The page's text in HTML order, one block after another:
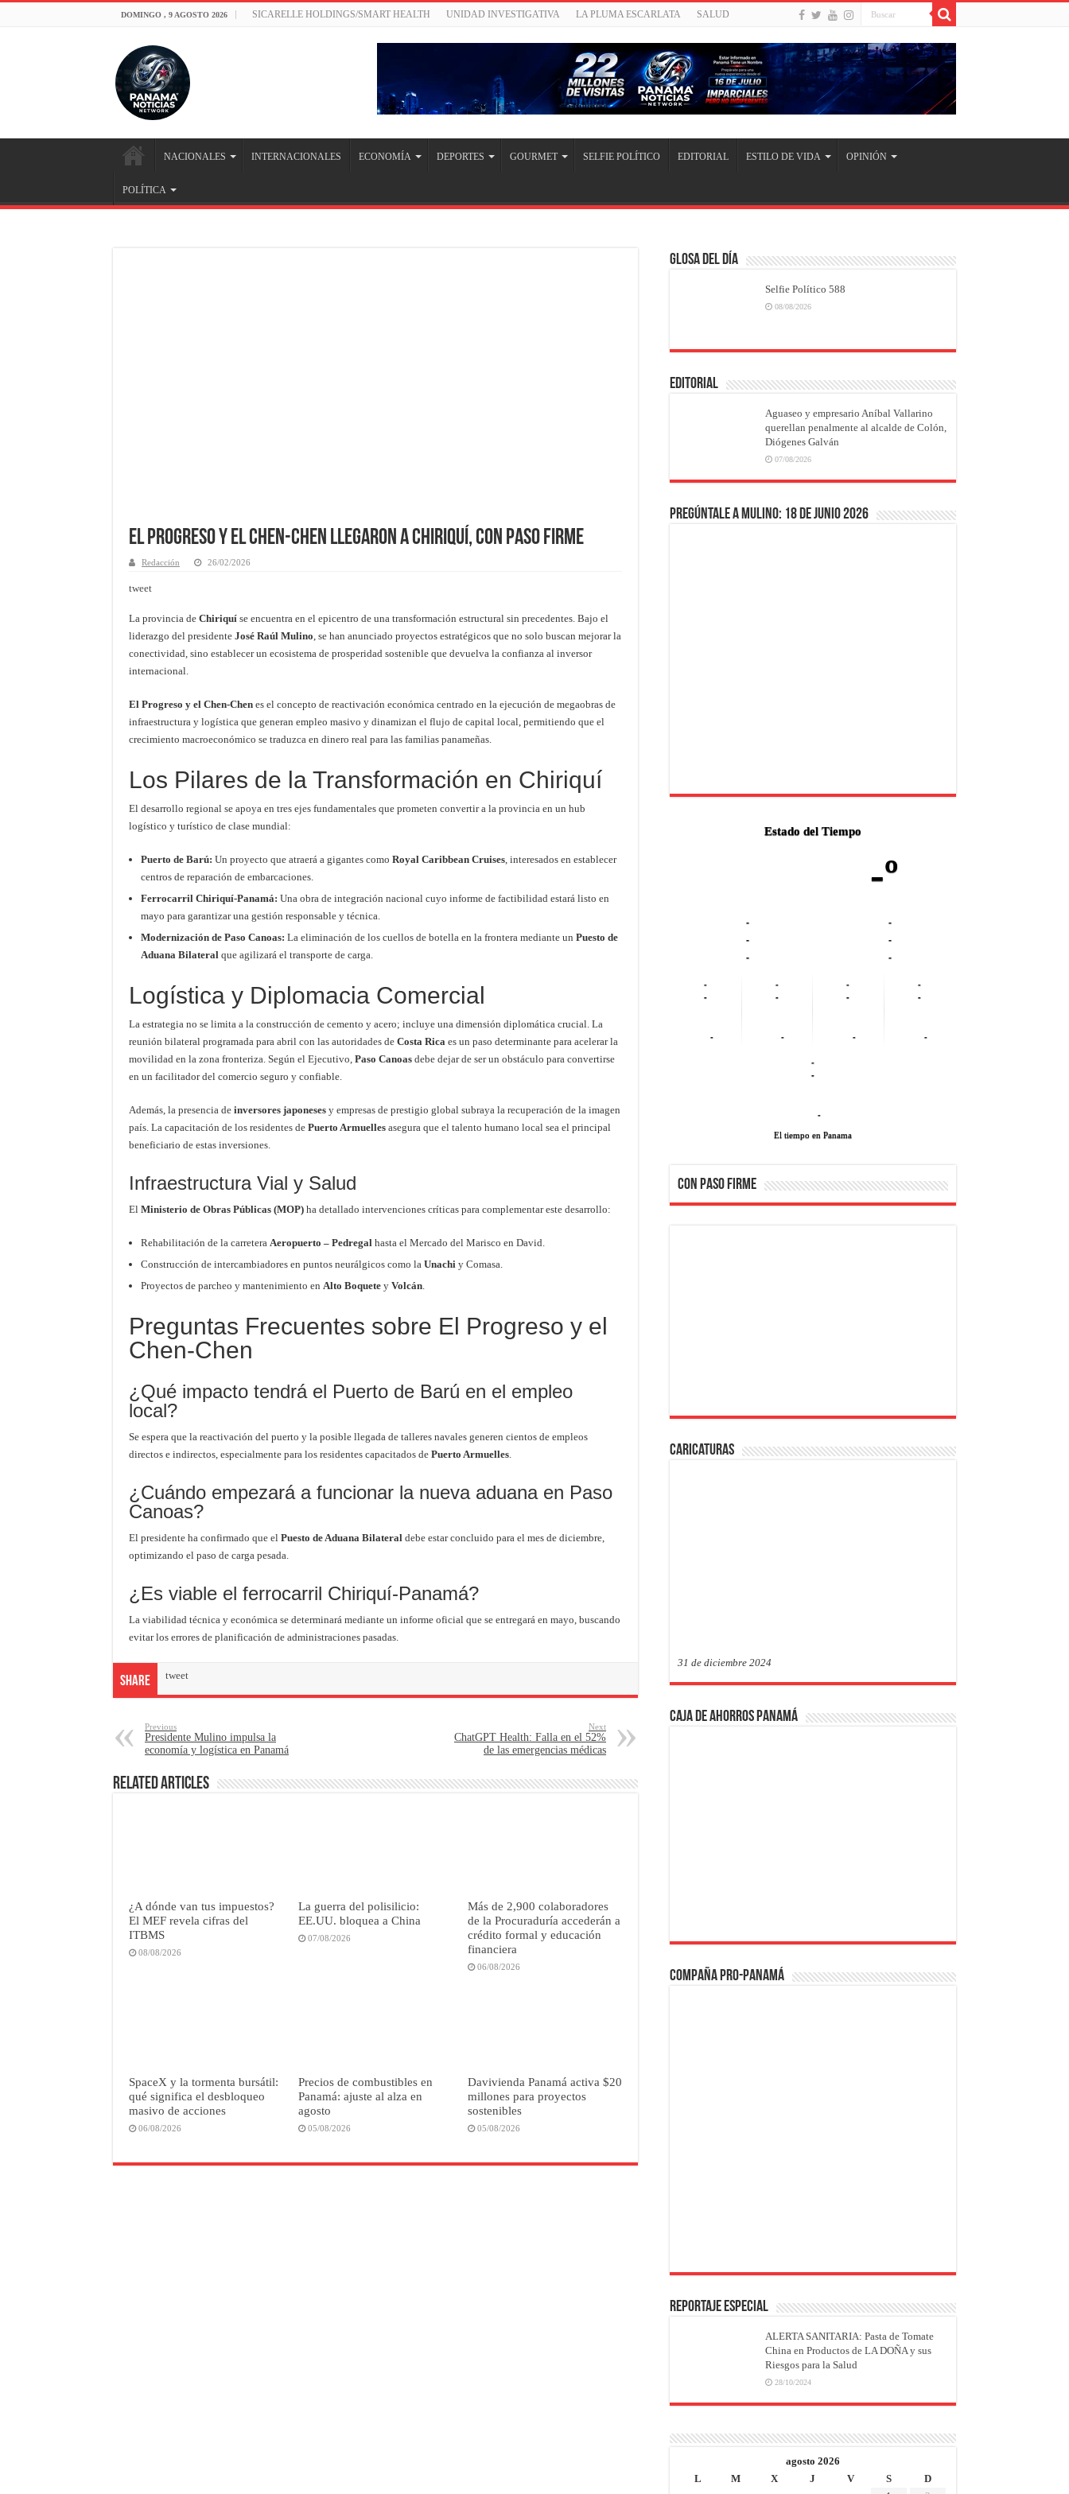
DOMINGO , 9 AGOSTO 2026 SICARELLE HOLDINGS/SMART HEALTH UNIDAD INVESTIGATIVA LA PLUMA ESCARLATA SALUD
NACIONALES INTERNACIONALES ECONOMÍA DEPORTES GOURMET SELFIE POLÍTICO EDITORIAL ESTILO DE VIDA OPINIÓN
POLÍTICA
El Progreso y el Chen-Chen llegaron a Chiriquí, con paso Firme
Redacción 26/02/2026
tweet
La provincia de Chiriquí se encuentra en el epicentro de una transformación estructural sin precedentes. Bajo el
liderazgo del presidente José Raúl Mulino , se han anunciado proyectos estratégicos que no solo buscan mejorar la
conectividad, sino establecer un ecosistema de prosperidad sostenible que devuelva la confianza al inversor
internacional.
El Progreso y el Chen-Chen es el concepto de reactivación económica centrado en la ejecución de megaobras de
infraestructura y logística que generan empleo masivo y dinamizan el flujo de capital local, permitiendo que el
crecimiento macroeconómico se traduzca en dinero real para las familias panameñas.
Los Pilares de la Transformación en Chiriquí
El desarrollo regional se apoya en tres ejes fundamentales que prometen convertir a la provincia en un hub
logístico y turístico de clase mundial:
Puerto de Barú: Un proyecto que atraerá a gigantes como Royal Caribbean Cruises , interesados en establecer
centros de reparación de embarcaciones.
Ferrocarril Chiriquí-Panamá: Una obra de integración nacional cuyo informe de factibilidad estará listo en
mayo para garantizar una gestión responsable y técnica.
Modernización de Paso Canoas: La eliminación de los cuellos de botella en la frontera mediante un Puesto de
Aduana Bilateral que agilizará el transporte de carga.
Logística y Diplomacia Comercial
La estrategia no se limita a la construcción de cemento y acero; incluye una dimensión diplomática crucial. La
reunión bilateral programada para abril con las autoridades de Costa Rica es un paso determinante para acelerar la
movilidad en la zona fronteriza. Según el Ejecutivo, Paso Canoas debe dejar de ser un obstáculo para convertirse
en un facilitador del comercio seguro y confiable.
Además, la presencia de inversores japoneses y empresas de prestigio global subraya la recuperación de la imagen
país. La capacitación de los residentes de Puerto Armuelles asegura que el talento humano local sea el principal
beneficiario de estas inversiones.
Infraestructura Vial y Salud
El Ministerio de Obras Públicas (MOP) ha detallado intervenciones críticas para complementar este desarrollo:
Rehabilitación de la carretera Aeropuerto – Pedregal hasta el Mercado del Marisco en David.
Construcción de intercambiadores en puntos neurálgicos como la Unachi y Comasa.
Proyectos de parcheo y mantenimiento en Alto Boquete y Volcán
Preguntas Frecuentes sobre El Progreso y el
Chen-Chen
¿Qué impacto tendrá el Puerto de Barú en el empleo
local?
Se espera que la reactivación del puerto y la posible llegada de talleres navales generen cientos de empleos
directos e indirectos, especialmente para los residentes capacitados de Puerto Armuelles
¿Cuándo empezará a funcionar la nueva aduana en Paso
Canoas?
El presidente ha confirmado que el Puesto de Aduana Bilateral debe estar concluido para el mes de diciembre,
optimizando el paso de carga pesada.
¿Es viable el ferrocarril Chiriquí-Panamá?
La viabilidad técnica y económica se determinará mediante un informe oficial que se entregará en mayo, buscando
evitar los errores de planificación de administraciones pasadas.
Share tweet
Previous
Presidente Mulino impulsa la
economía y logística en Panamá
Next
ChatGPT Health: Falla en el 52%
de las emergencias médicas
Related Articles
¿A dónde van tus impuestos?
El MEF revela cifras del
ITBMS
08/08/2026
La guerra del polisilicio:
EE.UU. bloquea a China
07/08/2026
Más de 2,900 colaboradores
de la Procuraduría accederán a
crédito formal y educación
financiera
06/08/2026
SpaceX y la tormenta bursátil:
qué significa el desbloqueo
masivo de acciones
06/08/2026
Precios de combustibles en
Panamá: ajuste al alza en
agosto
05/08/2026
Davivienda Panamá activa $20
millones para proyectos
sostenibles
05/08/2026
Glosa del Día
Selfie Político 588
08/08/2026
EDITORIAL
Aguaseo y empresario Aníbal Vallarino
querellan penalmente al alcalde de Colón,
Diógenes Galván
07/08/2026
Pregúntale a Mulino: 18 de junio 2026
Estado del Tiempo
-º
-
-
-
-
-
-
-
-
-
-
-
-
-
-
-
-
-
-
-
-
-
El tiempo en Panama
CON PASO FIRME
Caricaturas
31 de diciembre 2024
Caja de Ahorros Panamá
Compaña PRO-Panamá
REPORTAJE ESPECIAL
ALERTA SANITARIA: Pasta de Tomate
China en Productos de LA DOÑA y sus
Riesgos para la Salud
28/10/2024
agosto 2026
L
M X J V S
D